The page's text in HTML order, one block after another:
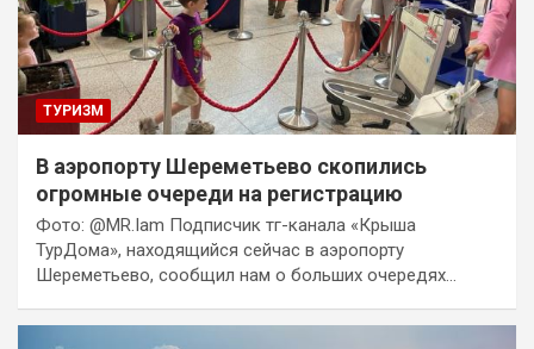
ТУРИЗМ
В аэропорту Шереметьево скопились
огромные очереди на регистрацию
Фото: @MR.Iam Подписчик тг-канала «Крыша
ТурДома», находящийся сейчас в аэропорту
Шереметьево, сообщил нам о больших очередях…